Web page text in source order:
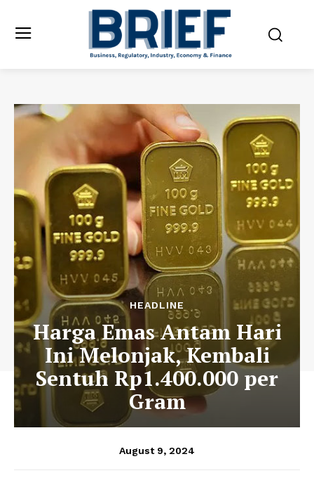
HEADLINE
Harga Emas Antam Hari
Ini Melonjak, Kembali
Sentuh Rp1.400.000 per
Gram
August 9, 2024